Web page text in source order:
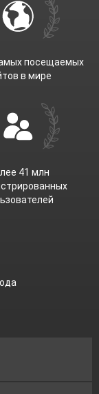
посещаемых
в мире
41 млн